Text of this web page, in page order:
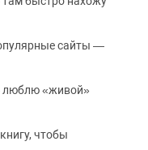
сайты —
люблю «живой»
чтобы